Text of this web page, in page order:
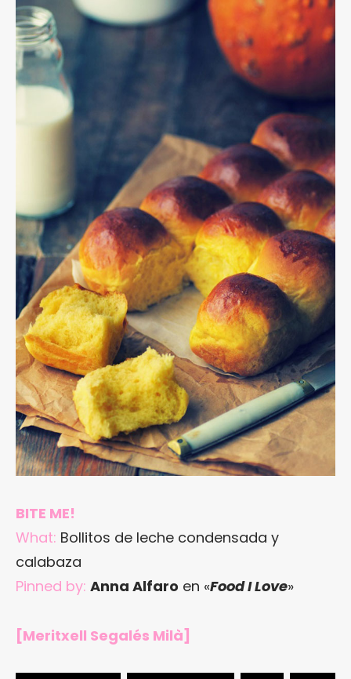
BITE ME!
What: Bollitos de leche condensada y
calabaza
Pinned by: Anna Alfaro en «Food I Love»
[Meritxell Segalés Milà]